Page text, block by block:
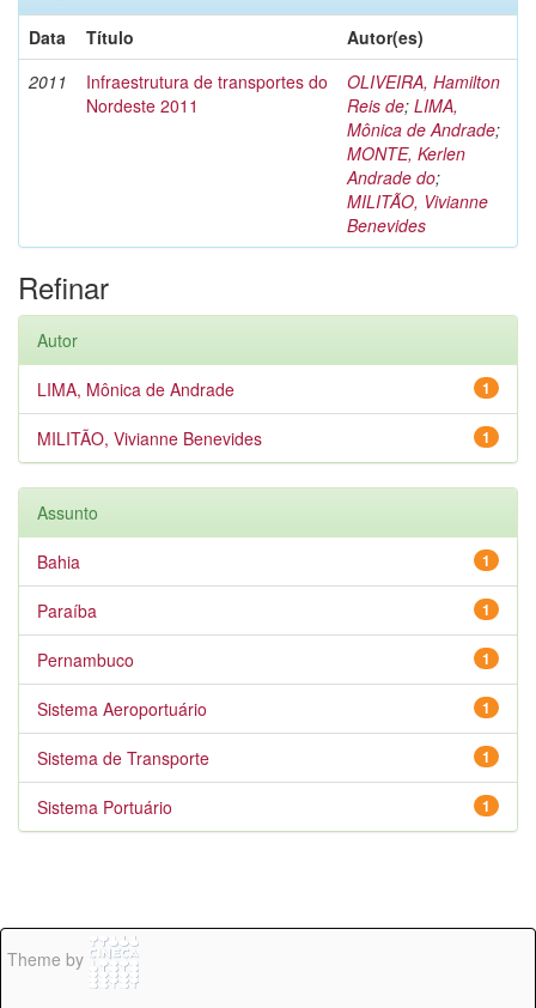
Data
Título
Autor(es)
2011
Infraestrutura de transportes do
Nordeste 2011
OLIVEIRA, Hamilton
Reis de; LIMA,
Mônica de Andrade;
MONTE, Kerlen
Andrade do;
MILITÃO, Vivianne
Benevides
Refinar
Autor
1
LIMA, Mônica de Andrade
1
MILITÃO, Vivianne Benevides
Assunto
1
Bahia
1
Paraíba
1
Pernambuco
1
Sistema Aeroportuário
1
Sistema de Transporte
1
Sistema Portuário
Theme by